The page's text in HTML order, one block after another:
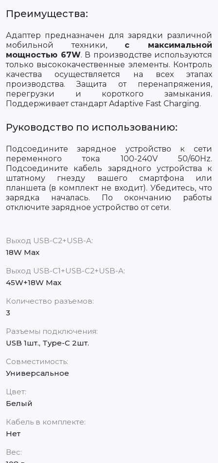
Преимущества:
Адаптер предназначен для зарядки различной
мобильной техники, с максимальной
мощностью 67W. В производстве используются
только высококачественные элементы. Контроль
качества осуществляется на всех этапах
производства. Защита от перенапряжения,
перегрузки и короткого замыкания.
Поддерживает стандарт Adaptive Fast Charging.
Руководство по использованию:
Подсоедините зарядное устройство к сети
переменного тока 100-240V 50/60Hz.
Подсоедините кабель зарядного устройства к
штатному гнезду вашего смартфона или
планшета (в комплект не входит). Убедитесь, что
зарядка началась. По окончанию работы
отключите зарядное устройство от сети.
Выход USB-C2+USB-A:
18W Max
Выход USB-C1+USB-C2+USB-A:
45W+18W Max
Количество разъемов:
3
Разъемы подключения:
USB 1шт., Type-C 2шт.
Совместимость:
Универсальное
Цвет:
Белый
Кабель в комплекте:
Нет
Вес: